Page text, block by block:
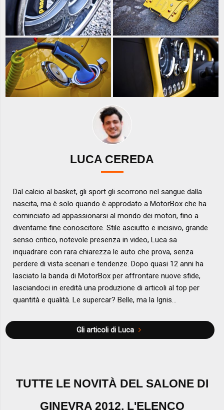
LUCA CEREDA
Dal calcio al basket, gli sport gli scorrono nel sangue dalla
nascita, ma è solo quando è approdato a MotorBox che ha
cominciato ad appassionarsi al mondo dei motori, fino a
diventarne fine conoscitore. Stile asciutto e incisivo, grande
senso critico, notevole presenza in video, Luca sa
inquadrare con rara chiarezza le auto che prova, senza
perdere di vista scenari e tendenze. Dopo quasi 12 anni ha
lasciato la banda di MotorBox per affrontare nuove sfide,
lasciandoci in eredità una produzione di articoli al top per
quantità e qualità. Le supercar? Belle, ma la Ignis...
Gli articoli di Luca
TUTTE LE NOVITÀ DEL SALONE DI
GINEVRA 2012, L'ELENCO